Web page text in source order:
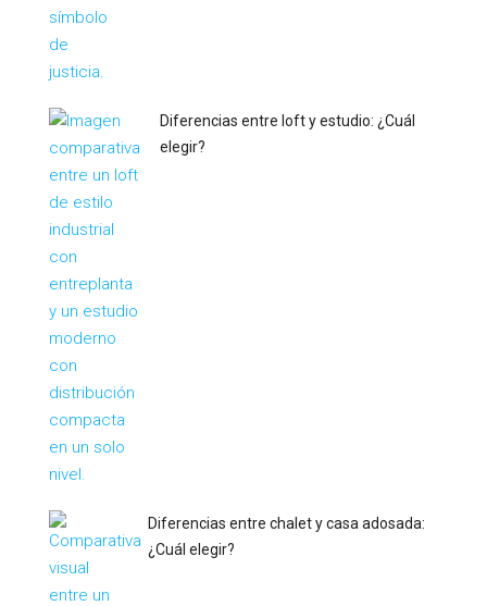
Diferencias entre loft y estudio: ¿Cuál
elegir?
Diferencias entre chalet y casa adosada:
¿Cuál elegir?